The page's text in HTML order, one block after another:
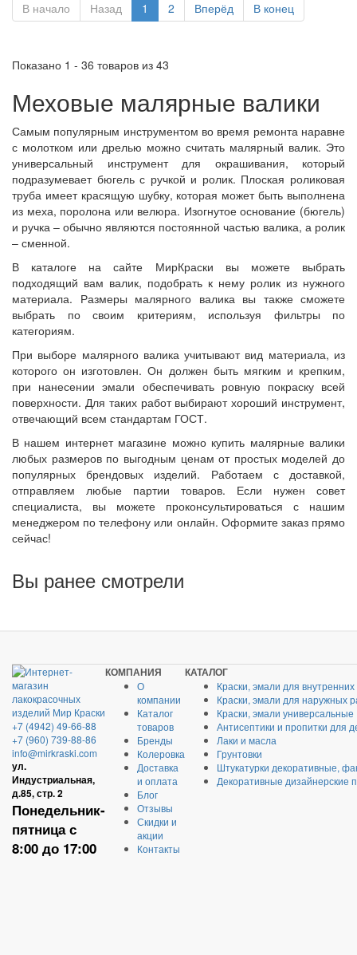
В начало Назад 1 2 Вперёд В конец
Показано 1 - 36 товаров из 43
Меховые малярные валики
Самым популярным инструментом во время ремонта наравне
с молотком или дрелью можно считать малярный валик. Это
универсальный инструмент для окрашивания, который
подразумевает бюгель с ручкой и ролик. Плоская роликовая
труба имеет красящую шубку, которая может быть выполнена
из меха, поролона или велюра. Изогнутое основание (бюгель)
и ручка – обычно являются постоянной частью валика, а ролик
– сменной.
В каталоге на сайте МирКраски вы можете выбрать
подходящий вам валик, подобрать к нему ролик из нужного
материала. Размеры малярного валика вы также сможете
выбрать по своим критериям, используя фильтры по
категориям.
При выборе малярного валика учитывают вид материала, из
которого он изготовлен. Он должен быть мягким и крепким,
при нанесении эмали обеспечивать ровную покраску всей
поверхности. Для таких работ выбирают хороший инструмент,
отвечающий всем стандартам ГОСТ.
В нашем интернет магазине можно купить малярные валики
любых размеров по выгодным ценам от простых моделей до
популярных брендовых изделий. Работаем с доставкой,
отправляем любые партии товаров. Если нужен совет
специалиста, вы можете проконсультироваться с нашим
менеджером по телефону или онлайн. Оформите заказ прямо
сейчас!
Вы ранее смотрели
+7 (4942) 49-66-88
+7 (960) 739-88-86
info@mirkraski.com
ул.
Индустриальная,
д.85, стр. 2
Понедельник-
пятница с
8:00 до 17:00
КОМПАНИЯ
О
компании
Каталог
товаров
Бренды
Колеровка
Доставка
и оплата
Блог
Отзывы
Скидки и
акции
Контакты
КАТАЛОГ
Краски, эмали для
Краски, эмали для наружных
Краски, эмали универсальные
Антисептики и пропитки для
Лаки и масла
Грунтовки
Штукатурки декоративные,
Декоративные дизайнерские